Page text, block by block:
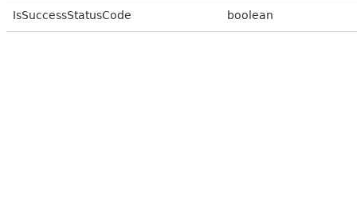
IsSuccessStatusCode boolean